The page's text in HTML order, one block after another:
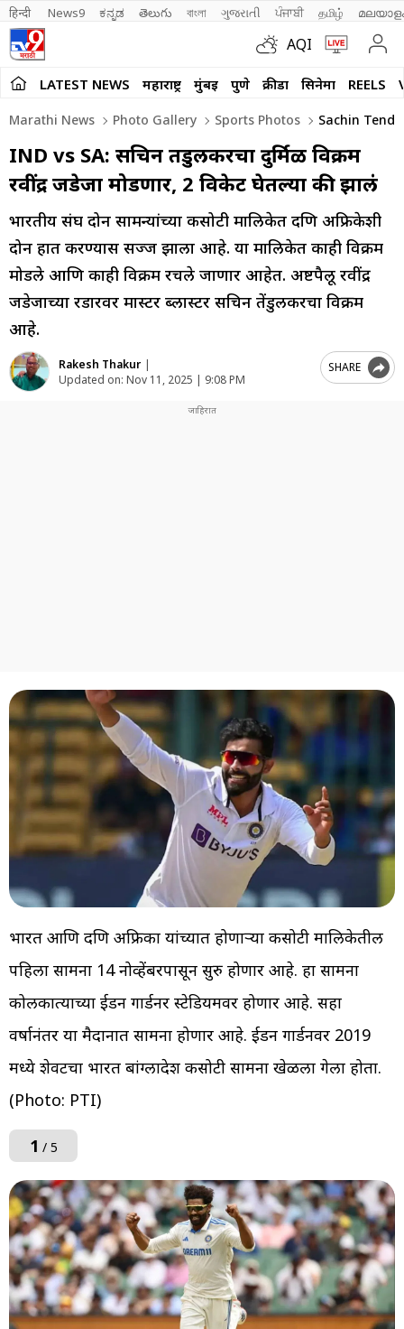
हिन्दी News9 ಕನ್ನಡ తెలుగు বাংলা ગુજરાતી ਪੰਜਾਬੀ தமிழ்
AQI
LATEST NEWS महाराष्ट्र मुंबई पुणे क्रीडा सिनेमा REELS
Marathi News Photo Gallery Sports Photos Sachin
IND vs SA: सचिन तेंडुलकरचा दुर्मिळ विक्रम
रवींद्र जडेजा मोडणार, 2 विकेट घेतल्या की झालं
भारतीय संघ दोन सामन्यांच्या कसोटी मालिकेत दक्षिण अफ्रिकेशी
दोन हात करण्यास सज्ज झाला आहे. या मालिकेत काही विक्रम
मोडले आणि काही विक्रम रचले जाणार आहेत. अष्टपैलू रवींद्र
जडेजाच्या रडारवर मास्टर ब्लास्टर सचिन तेंडुलकरचा विक्रम
आहे.
Rakesh Thakur |
Updated on: Nov 11, 2025 | 9:08 PM
SHARE
भारत आणि दक्षिण अफ्रिका यांच्यात होणाऱ्या कसोटी मालिकेतील
पहिला सामना 14 नोव्हेंबरपासून सुरु होणार आहे. हा सामना
कोलकात्याच्या ईडन गार्डनर स्टेडियमवर होणार आहे. सहा
वर्षानंतर या मैदानात सामना होणार आहे. ईडन गार्डनवर 2019
मध्ये शेवटचा भारत बांग्लादेश कसोटी सामना खेळला गेला होता.
(Photo: PTI)
1 / 5